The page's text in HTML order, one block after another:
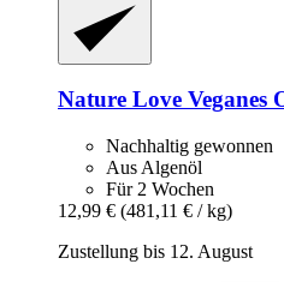
Nature Love Veganes
Nachhaltig gewonnen
Aus Algenöl
Für 2 Wochen
12,99 € (481,11 € / kg)
Zustellung bis 12. August